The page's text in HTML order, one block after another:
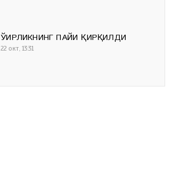
ЎҒИРЛИКНИНГ ПАЙИ ҚИРҚИЛДИ
22 окт, 13:31